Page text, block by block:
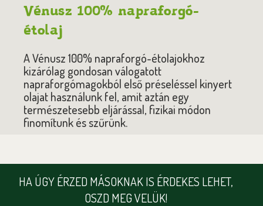
Vénusz 100% napraforgó-
étolaj
A Vénusz 100% napraforgó-étolajokhoz
kizárólag gondosan válogatott
napraforgómagokból első préseléssel kinyert
olajat használunk fel, amit aztán egy
természetesebb eljárással, fizikai módon
finomítunk és szűrünk.
HA ÚGY ÉRZED MÁSOKNAK IS ÉRDEKES LEHET,
OSZD MEG VELÜK!